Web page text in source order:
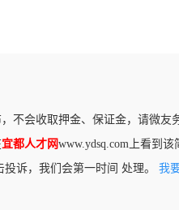
不会收取押金、保证金，请微友
宜都人才网www.ydsq.com上看到该
诉，我们会第一时间 处理。 我